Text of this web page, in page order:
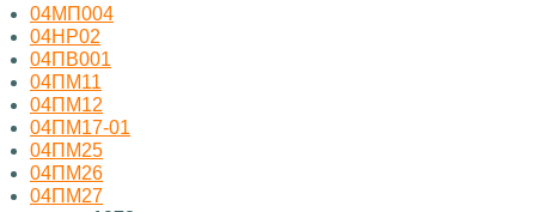
04МП004
04НР02
04ПВ001
04ПМ11
04ПМ12
04ПМ17-01
04ПМ25
04ПМ26
04ПМ27